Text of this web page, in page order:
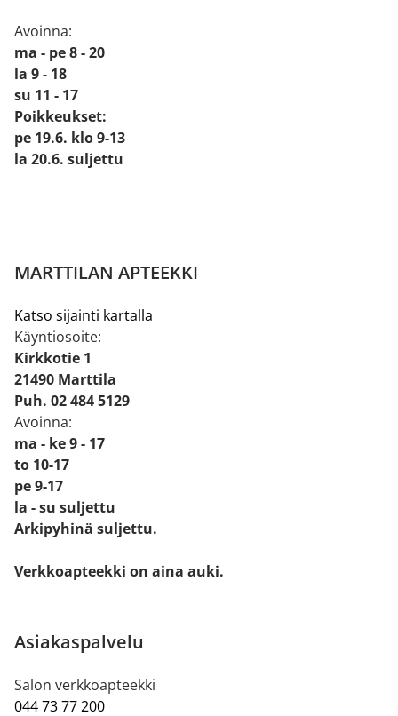
Avoinna:
ma - pe 8 - 20
la 9 - 18
su 11 - 17
Poikkeukset:
pe 19.6. klo 9-13
la 20.6. suljettu
MARTTILAN APTEEKKI
Katso sijainti kartalla
Käyntiosoite:
Kirkkotie 1
21490 Marttila
Puh. 02 484 5129
Avoinna:
ma - ke 9 - 17
to 10-17
pe 9-17
la - su suljettu
Arkipyhinä suljettu.
Verkkoapteekki on aina auki.
Asiakaspalvelu
Salon verkkoapteekki
044 73 77 200